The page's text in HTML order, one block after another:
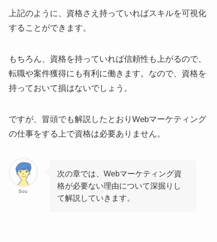
上記のように、資格さえ持っていればスキルを可視化
することができます。
もちろん、資格を持っていれば信頼性も上がるので、
転職や案件獲得にも有利に働きます。なので、資格を
持っておいて損はないでしょう。
ですが、冒頭でも解説したとおりWebマーケティング
の仕事をする上で資格は必要ありません。
Sou
次の章では、Webマーケティング資
格が必要ない理由について深掘りし
て解説していきます。